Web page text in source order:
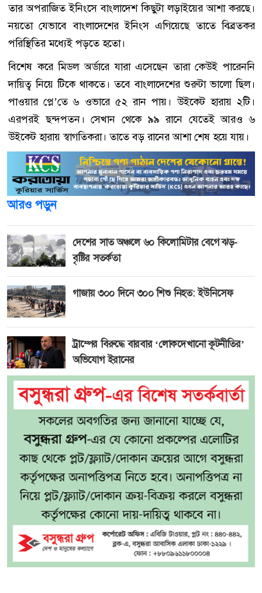
তার অপরাজিত ইনিংসে বাংলাদেশ কিছুটা লড়াইয়ের আশা করছে।
নয়তো যেভাবে বাংলাদেশের ইনিংস এগিয়েছে তাতে বিব্রতকর
পরিস্থিতির মধ্যেই পড়তে হতো।
বিশেষ করে মিডল অর্ডারে যারা এসেছেন তারা কেউই পারেননি
দায়িত্ব নিয়ে টিকে থাকতে। তবে বাংলাদেশের শুরুটা ভালো ছিল।
পাওয়ার প্লে’তে ৬ ওভারে ৫২ রান পায়। উইকেট হারায় ২টি।
এরপরই ছন্দপতন। সেখান থেকে ৯৯ রানে যেতেই আরও ৬
উইকেট হারায় স্বাগতিকরা। তাতে বড় রানের আশা শেষ হয়ে যায়।
আরও পড়ুন
দেশের সাত অঞ্চলে ৬০ কিলোমিটার বেগে ঝড়-
বৃষ্টির সতর্কতা
গাজায় ৩০০ দিনে ৩০০ শিশু নিহত: ইউনিসেফ
ট্রাম্পের বিরুদ্ধে বারবার ‘লোকদেখানো কূটনীতির’
অভিযোগ ইরানের